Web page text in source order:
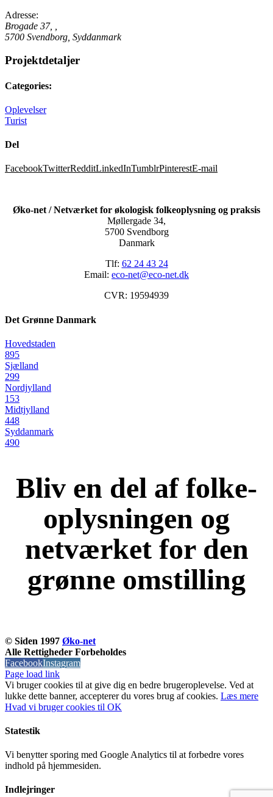
Adresse:
Brogade 37, ,
5700 Svendborg, Syddanmark
Projektdetaljer
Categories:
Oplevelser
Turist
Del
FacebookTwitterRedditLinkedInTumblrPinterestE-mail
Øko-net / Netværket for økologisk folkeoplysning og praksis
Møllergade 34,
5700 Svendborg
Danmark
Tlf: 62 24 43 24
Email: eco-net@eco-net.dk
CVR: 19594939
Det Grønne Danmark
Hovedstaden
895
Sjælland
299
Nordjylland
153
Midtjylland
448
Syddanmark
490
Bliv en del af folke-
oplysningen og
netværket for den
grønne omstilling
© Siden 1997 Øko-net
Alle Rettigheder Forbeholdes
FacebookInstagram
Page load link
Vi bruger cookies til at give dig en bedre brugeroplevelse. Ved at
lukke dette banner, accepterer du vores brug af ​​cookies. Læs mere
Hvad vi bruger cookies til OK
Statestik
Vi benytter sporing med Google Analytics til at forbedre vores
indhold på hjemmesiden.
Indlejringer